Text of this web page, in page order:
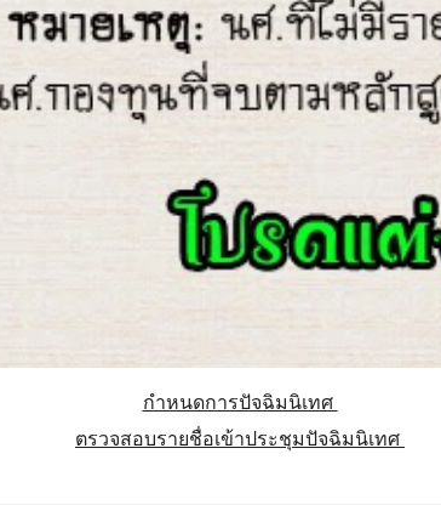
กำหนดการปัจฉิมนิเทศ
ตรวจสอบรายชื่อเข้าประชุมปัจฉิมนิเทศ